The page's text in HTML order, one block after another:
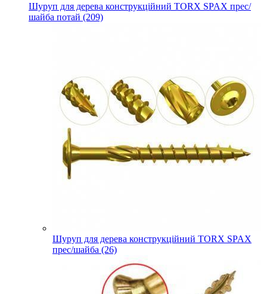
Шуруп для дерева конструкційний TORX SPAX прес/
шайба потай (209)
Шуруп для дерева конструкційний TORX SPAX
прес/шайба (26)